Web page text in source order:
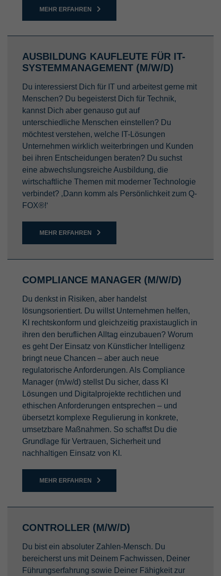
MEHR ERFAHREN
AUSBILDUNG KAUFLEUTE FÜR IT-
SYSTEMMANAGEMENT (M/W/D)
Du interessierst Dich für IT und arbeitest gerne mit
Menschen? Du begeisterst Dich für Technik,
kannst Dich aber genauso gut auf
unterschiedliche Menschen einstellen? Du
möchtest verstehen, welche IT-Lösungen
Unternehmen wirklich weiterbringen und Kunden
bei ihren Entscheidungen beraten? Du suchst
eine abwechslungsreiche Ausbildung, die
wirtschaftliche Themen mit moderner Technologie
verbindet? ‚Dann komm als Persönlichkeit zum Q-
FOX®!‘
MEHR ERFAHREN
COMPLIANCE MANAGER (M/W/D)
Du denkst in Risiken, aber handelst
lösungsorientiert. Du willst Unternehmen helfen,
KI rechtskonform und gleichzeitig praxistauglich in
ihren den beruflichen Alltag einzubauen? Worum
es geht Der Einsatz von Künstlicher Intelligenz
bringt neue Chancen – aber auch neue
regulatorische Anforderungen. Als Compliance
Manager (m/w/d) stellst Du sicher, dass KI
Lösungen und Digitalprojekte rechtlichen und
ethischen Anforderungen entsprechen – und
übersetzt komplexe Regulierung in konkrete,
umsetzbare Maßnahmen. So schaffst Du die
Grundlage für Vertrauen, Sicherheit und
nachhaltigen Einsatz von KI.
MEHR ERFAHREN
CONTROLLER (M/W/D)
Du bist ein absoluter Zahlen-Mensch. Du
bereicherst uns mit Deinem Fachwissen, Deiner
Führungserfahrung sowie Deiner Fähigkeit zur